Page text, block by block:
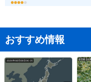
おすすめ情報